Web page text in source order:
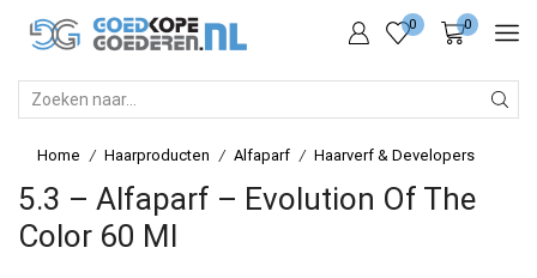
0 0
Home / Haarproducten / Alfaparf / Haarverf & Developers
5.3 – Alfaparf – Evolution Of The
Color 60 Ml